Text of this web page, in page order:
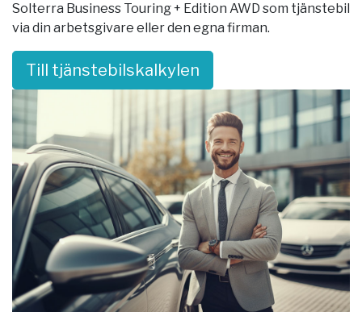
Solterra Business Touring + Edition AWD som tjänstebil
via din arbetsgivare eller den egna firman.
Till tjänstebilskalkylen